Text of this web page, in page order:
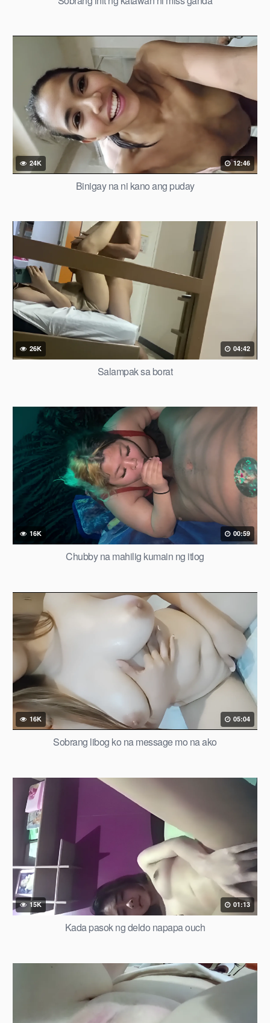
24K 12:46
Binigay na ni kano ang puday
26K 04:42
Salampak sa borat
16K 00:59
Chubby na mahilig kumain ng itlog
16K 05:04
Sobrang libog ko na message mo na ako
15K 01:13
Kada pasok ng deldo napapa ouch